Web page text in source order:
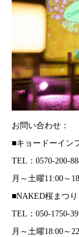
お問い合わせ：
■キョードーイン
TEL：0570-200-
月～土曜11:00
■NAKED桜まつ
TEL：050-1750-
月～土曜18:00～